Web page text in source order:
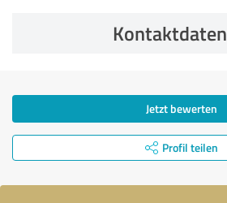
Kontaktdaten
Jetzt bewerten
Profil teilen